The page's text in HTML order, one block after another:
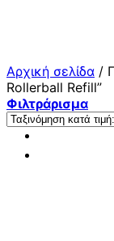
Αρχική σελίδα /
Rollerball Refill”
Φιλτράρισμα